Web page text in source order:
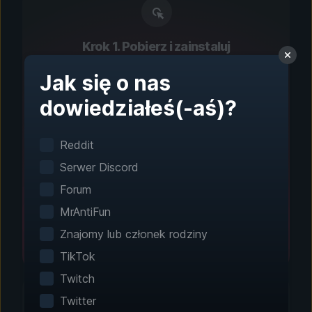
Krok 1. Pobierz i zainstaluj
Konfiguracja jednym
kliknięciem
znajduje zainstalowane gry. Nie wymaga
Jak się o nas
dowiedziałeś(-aś)?
Reddit
Serwer Discord
Forum
MrAntiFun
Znajomy lub członek rodziny
TikTok
Twitch
Twitter